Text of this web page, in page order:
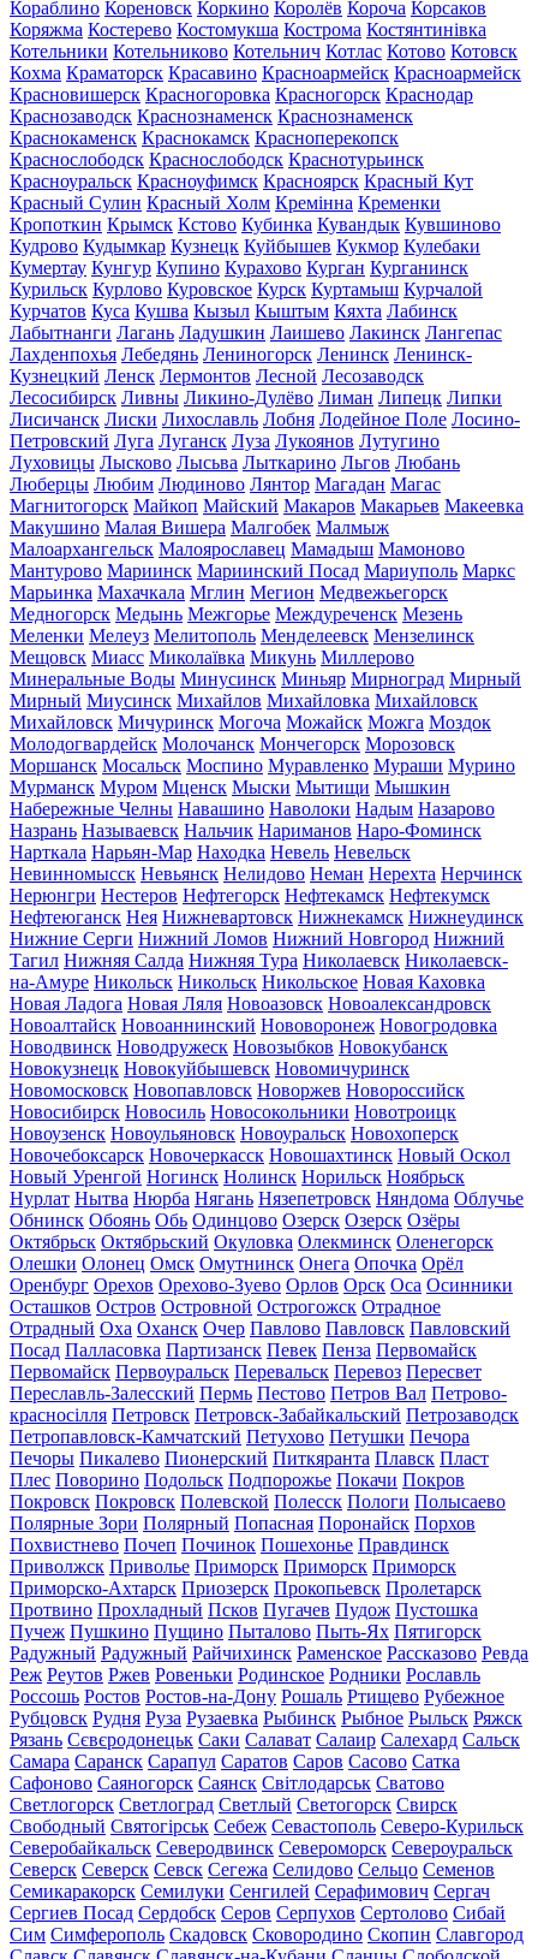
Кораблино Кореновск Коркино Королёв Короча Корсаков
Коряжма Костерево Костомукша Кострома Костянтинівка
Котельники Котельниково Котельнич Котлас Котово Котовск
Кохма Краматорск Красавино Красноармейск Красноармейск
Красновишерск Красногоровка Красногорск Краснодар
Краснозаводск Краснознаменск Краснознаменск
Краснокаменск Краснокамск Красноперекопск
Краснослободск Краснослободск Краснотурьинск
Красноуральск Красноуфимск Красноярск Красный Кут
Красный Сулин Красный Холм Кремінна Кременки
Кропоткин Крымск Кстово Кубинка Кувандык Кувшиново
Кудрово Кудымкар Кузнецк Куйбышев Кукмор Кулебаки
Кумертау Кунгур Купино Курахово Курган Курганинск
Курильск Курлово Куровское Курск Куртамыш Курчалой
Курчатов Куса Кушва Кызыл Кыштым Кяхта Лабинск
Лабытнанги Лагань Ладушкин Лаишево Лакинск Лангепас
Лахденпохья Лебедянь Лениногорск Ленинск Ленинск-
Кузнецкий Ленск Лермонтов Лесной Лесозаводск
Лесосибирск Ливны Ликино-Дулёво Лиман Липецк Липки
Лисичанск Лиски Лихославль Лобня Лодейное Поле Лосино-
Петровский Луга Луганск Луза Лукоянов Лутугино
Луховицы Лысково Лысьва Лыткарино Льгов Любань
Люберцы Любим Людиново Лянтор Магадан Магас
Магнитогорск Майкоп Майский Макаров Макарьев Макеевка
Макушино Малая Вишера Малгобек Малмыж
Малоархангельск Малоярославец Мамадыш Мамоново
Мантурово Мариинск Мариинский Посад Мариуполь Маркс
Марьинка Махачкала Мглин Мегион Медвежьегорск
Медногорск Медынь Межгорье Междуреченск Мезень
Меленки Мелеуз Мелитополь Менделеевск Мензелинск
Мещовск Миасс Миколаївка Микунь Миллерово
Минеральные Воды Минусинск Миньяр Мирноград Мирный
Мирный Миусинск Михайлов Михайловка Михайловск
Михайловск Мичуринск Могоча Можайск Можга Моздок
Молодогвардейск Молочанск Мончегорск Морозовск
Моршанск Мосальск Моспино Муравленко Мураши Мурино
Мурманск Муром Мценск Мыски Мытищи Мышкин
Набережные Челны Навашино Наволоки Надым Назарово
Назрань Называевск Нальчик Нариманов Наро-Фоминск
Нарткала Нарьян-Мар Находка Невель Невельск
Невинномысск Невьянск Нелидово Неман Нерехта Нерчинск
Нерюнгри Нестеров Нефтегорск Нефтекамск Нефтекумск
Нефтеюганск Нея Нижневартовск Нижнекамск Нижнеудинск
Нижние Серги Нижний Ломов Нижний Новгород Нижний
Тагил Нижняя Салда Нижняя Тура Николаевск Николаевск-
на-Амуре Никольск Никольск Никольское Новая Каховка
Новая Ладога Новая Ляля Новоазовск Новоалександровск
Новоалтайск Новоаннинский Нововоронеж Новогродовка
Новодвинск Новодружеск Новозыбков Новокубанск
Новокузнецк Новокуйбышевск Новомичуринск
Новомосковск Новопавловск Новоржев Новороссийск
Новосибирск Новосиль Новосокольники Новотроицк
Новоузенск Новоульяновск Новоуральск Новохоперск
Новочебоксарск Новочеркасск Новошахтинск Новый Оскол
Новый Уренгой Ногинск Нолинск Норильск Ноябрьск
Нурлат Нытва Нюрба Нягань Нязепетровск Няндома Облучье
Обнинск Обоянь Обь Одинцово Озерск Озерск Озёры
Октябрьск Октябрьский Окуловка Олекминск Оленегорск
Олешки Олонец Омск Омутнинск Онега Опочка Орёл
Оренбург Орехов Орехово-Зуево Орлов Орск Оса Осинники
Осташков Остров Островной Острогожск Отрадное
Отрадный Оха Оханск Очер Павлово Павловск Павловский
Посад Палласовка Партизанск Певек Пенза Первомайск
Первомайск Первоуральск Перевальск Перевоз Пересвет
Переславль-Залесский Пермь Пестово Петров Вал Петрово-
красносілля Петровск Петровск-Забайкальский Петрозаводск
Петропавловск-Камчатский Петухово Петушки Печора
Печоры Пикалево Пионерский Питкяранта Плавск Пласт
Плес Поворино Подольск Подпорожье Покачи Покров
Покровск Покровск Полевской Полесск Пологи Полысаево
Полярные Зори Полярный Попасная Поронайск Порхов
Похвистнево Почеп Починок Пошехонье Правдинск
Приволжск Приволье Приморск Приморск Приморск
Приморско-Ахтарск Приозерск Прокопьевск Пролетарск
Протвино Прохладный Псков Пугачев Пудож Пустошка
Пучеж Пушкино Пущино Пыталово Пыть-Ях Пятигорск
Радужный Радужный Райчихинск Раменское Рассказово Ревда
Реж Реутов Ржев Ровеньки Родинское Родники Рославль
Россошь Ростов Ростов-на-Дону Рошаль Ртищево Рубежное
Рубцовск Рудня Руза Рузаевка Рыбинск Рыбное Рыльск Ряжск
Рязань Сєвєродонецьк Саки Салават Салаир Салехард Сальск
Самара Саранск Сарапул Саратов Саров Сасово Сатка
Сафоново Саяногорск Саянск Світлодарськ Сватово
Светлогорск Светлоград Светлый Светогорск Свирск
Свободный Святогірськ Себеж Севастополь Северо-Курильск
Северобайкальск Северодвинск Североморск Североуральск
Северск Северск Севск Сегежа Селидово Сельцо Семенов
Семикаракорск Семилуки Сенгилей Серафимович Сергач
Сергиев Посад Сердобск Серов Серпухов Сертолово Сибай
Сим Симферополь Скадовск Сковородино Скопин Славгород